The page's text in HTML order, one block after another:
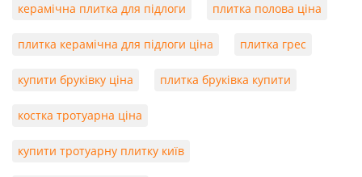
керамічна плитка для підлоги плитка полова ціна
плитка керамічна для підлоги ціна плитка грес
купити бруківку ціна плитка бруківка купити
костка тротуарна ціна
купити тротуарну плитку київ